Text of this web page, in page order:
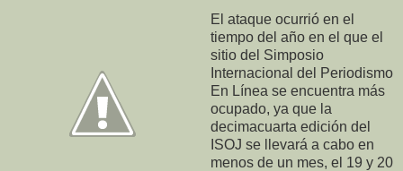
El ataque ocurrió en el
tiempo del año en el que el
sitio del Simposio
Internacional del Periodismo
En Línea se encuentra más
ocupado, ya que la
decimacuarta edición del
ISOJ se llevará a cabo en
menos de un mes, el 19 y 20